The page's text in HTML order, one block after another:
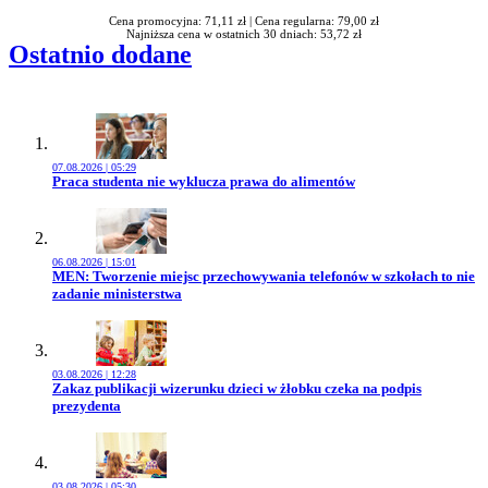
Cena promocyjna: 71,11 zł | Cena regularna: 79,00 zł
Najniższa cena w ostatnich 30 dniach: 53,72 zł
Ostatnio dodane
07.08.2026 | 05:29
Przejdź do artykułu:
Praca studenta nie wyklucza prawa do alimentów
06.08.2026 | 15:01
Przejdź do artykułu:
MEN: Tworzenie miejsc przechowywania telefonów w szkołach to nie
zadanie ministerstwa
03.08.2026 | 12:28
Przejdź do artykułu:
Zakaz publikacji wizerunku dzieci w żłobku czeka na podpis
prezydenta